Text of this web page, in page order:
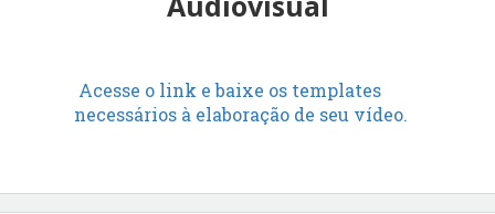
Acesse o link e baixe os templates
necessários à elaboração de seu vídeo.